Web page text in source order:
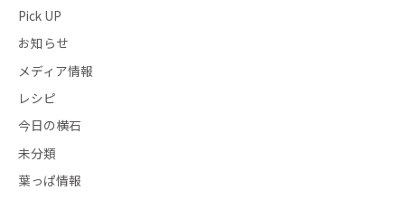
Pick UP
お知らせ
メディア情報
レシピ
今日の横石
未分類
葉っぱ情報